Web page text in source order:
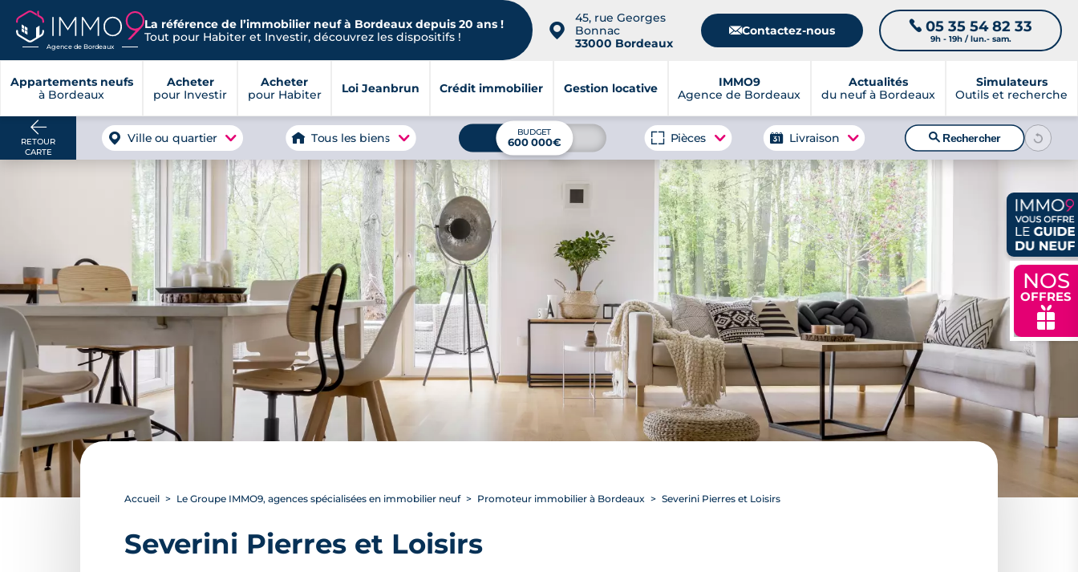
Agence de Bordeaux
La référence de l’immobilier neuf à Bordeaux depuis 20 ans !
Tout pour Habiter et Investir, découvrez les dispositifs !
📍
45, rue Georges
Bonnac
33000 Bordeaux
📧Contactez-nous 📞 05 35 54 82 33
9h - 19h / lun.- sam.
Appartements neufs
à Bordeaux
Acheter
pour Investir
Acheter
pour Habiter
Loi Jeanbrun Crédit immobilier Gestion locative
IMMO9
Agence de Bordeaux
Actualités
du neuf à Bordeaux
Simulateurs
Outils et recherche
NOS
OFFRES
🎁
RETOUR
CARTE
Ville ou quartier Tous les biens BUDGET
600 000€ Pièces Livraison 🔍Rechercher
Accueil Le Groupe IMMO9, agences spécialisées en immobilier neuf Promoteur immobilier à Bordeaux Severini Pierres et Loisirs
Severini Pierres et Loisirs